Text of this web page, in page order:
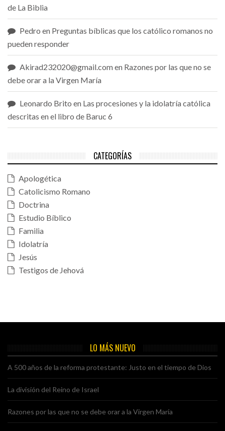
de La Biblia
Pedro en Preguntas bíblicas que los católico romanos no
pueden responder
Akirad232020@gmail.comen Razones por las que no se
debe orar a la Virgen María
Leonardo Brito en Las procesiones y la idolatría católica
descritas en el libro de Baruc 6
CATEGORÍAS
Apologética
Catolicismo Romano
Doctrina
Estudio Bíblico
Familia
Idolatría
Jesús
Testigos de Jehová
LO MÁS NUEVO
A 500 años de la reforma protestante: Justo en el tiempo de Dios
La división del Reino de Israel
Razones por las que no se debe orar a la Virgen María